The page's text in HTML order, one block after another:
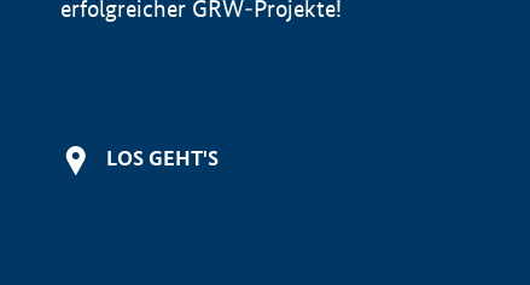
erfolgreicher GRW-Projekte!
LOS GEHT'S